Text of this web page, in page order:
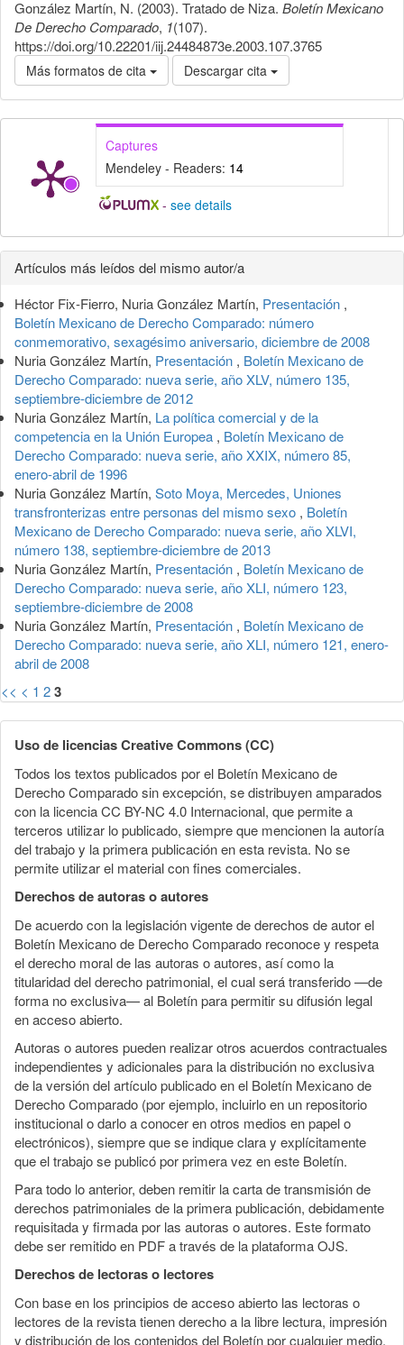
González Martín, N. (2003). Tratado de Niza. Boletín Mexicano
De Derecho Comparado, 1(107).
https://doi.org/10.22201/iij.24484873e.2003.107.3765
Más formatos de cita Descargar cita
Captures
Mendeley - Readers: 14
- see details
Detalles
del
artículo
Artículos más leídos del mismo autor/a
Héctor Fix-Fierro, Nuria González Martín, Presentación ,
Boletín Mexicano de Derecho Comparado: número
conmemorativo, sexagésimo aniversario, diciembre de 2008
Nuria González Martín, Presentación , Boletín Mexicano de
Derecho Comparado: nueva serie, año XLV, número 135,
septiembre-diciembre de 2012
Nuria González Martín, La política comercial y de la
competencia en la Unión Europea , Boletín Mexicano de
Derecho Comparado: nueva serie, año XXIX, número 85,
enero-abril de 1996
Nuria González Martín, Soto Moya, Mercedes, Uniones
transfronterizas entre personas del mismo sexo , Boletín
Mexicano de Derecho Comparado: nueva serie, año XLVI,
número 138, septiembre-diciembre de 2013
Nuria González Martín, Presentación , Boletín Mexicano de
Derecho Comparado: nueva serie, año XLI, número 123,
septiembre-diciembre de 2008
Nuria González Martín, Presentación , Boletín Mexicano de
Derecho Comparado: nueva serie, año XLI, número 121, enero-
abril de 2008
<< < 1 23
Uso de licencias Creative Commons (CC)
Todos los textos publicados por el Boletín Mexicano de
Derecho Comparado sin excepción, se distribuyen amparados
con la licencia CC BY-NC 4.0 Internacional, que permite a
terceros utilizar lo publicado, siempre que mencionen la autoría
del trabajo y la primera publicación en esta revista. No se
permite utilizar el material con fines comerciales.
Derechos de autoras o autores
De acuerdo con la legislación vigente de derechos de autor el
Boletín Mexicano de Derecho Comparado reconoce y respeta
el derecho moral de las autoras o autores, así como la
titularidad del derecho patrimonial, el cual será transferido —de
forma no exclusiva— al Boletín para permitir su difusión legal
en acceso abierto.
Autoras o autores pueden realizar otros acuerdos contractuales
independientes y adicionales para la distribución no exclusiva
de la versión del artículo publicado en el Boletín Mexicano de
Derecho Comparado (por ejemplo, incluirlo en un repositorio
institucional o darlo a conocer en otros medios en papel o
electrónicos), siempre que se indique clara y explícitamente
que el trabajo se publicó por primera vez en este Boletín.
Para todo lo anterior, deben remitir la carta de transmisión de
derechos patrimoniales de la primera publicación, debidamente
requisitada y firmada por las autoras o autores. Este formato
debe ser remitido en PDF a través de la plataforma OJS.
Derechos de lectoras o lectores
Con base en los principios de acceso abierto las lectoras o
lectores de la revista tienen derecho a la libre lectura, impresión
y distribución de los contenidos del Boletín por cualquier medio,